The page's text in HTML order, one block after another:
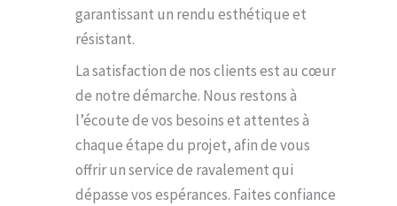
garantissant un rendu esthétique et
résistant.
La satisfaction de nos clients est au cœur
de notre démarche. Nous restons à
l’écoute de vos besoins et attentes à
chaque étape du projet, afin de vous
offrir un service de ravalement qui
dépasse vos espérances. Faites confiance